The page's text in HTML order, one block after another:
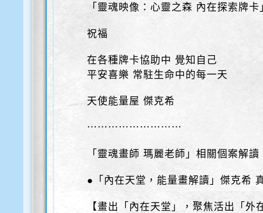
「靈魂映像：心靈之森 內在探索牌卡
祝福
在各種牌卡協助中 覺知自己
平安喜樂 常駐生命中的每一天
天使能量屋 傑克希
⋯⋯⋯⋯⋯⋯⋯⋯⋯
「靈魂畫師 瑪麗老師」相關個案解讀
●「內在天堂，能量畫解讀」傑克希
【畫出「內在天堂」，聚焦活出「外